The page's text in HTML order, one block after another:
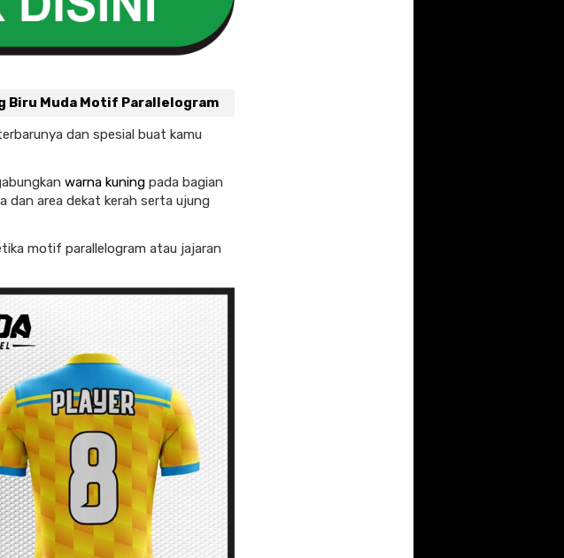
Biru Muda Motif Parallelogram
dan spesial buat kamu
warna kuning pada bagian
dan area dekat kerah serta ujung
motif parallelogram atau jajaran